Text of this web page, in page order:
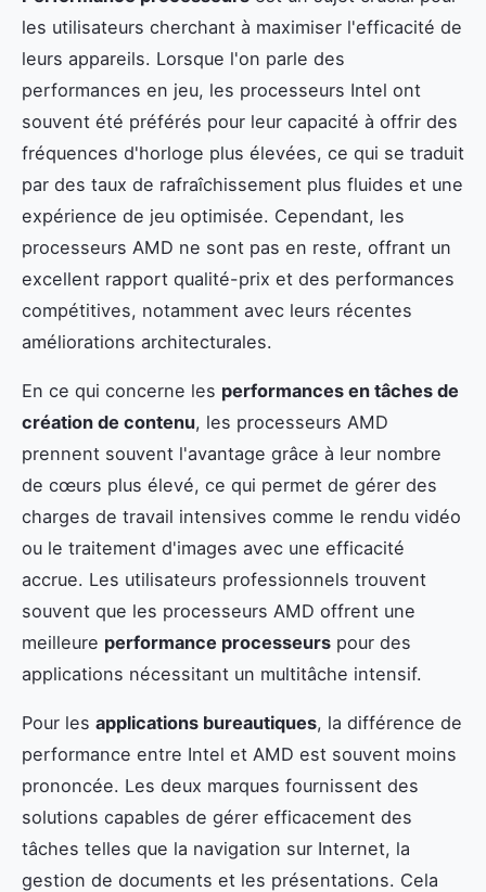
les utilisateurs cherchant à maximiser l'efficacité de
leurs appareils. Lorsque l'on parle des
performances en jeu, les processeurs Intel ont
souvent été préférés pour leur capacité à offrir des
fréquences d'horloge plus élevées, ce qui se traduit
par des taux de rafraîchissement plus fluides et une
expérience de jeu optimisée. Cependant, les
processeurs AMD ne sont pas en reste, offrant un
excellent rapport qualité-prix et des performances
compétitives, notamment avec leurs récentes
améliorations architecturales.
En ce qui concerne les performances en tâches de
création de contenu, les processeurs AMD
prennent souvent l'avantage grâce à leur nombre
de cœurs plus élevé, ce qui permet de gérer des
charges de travail intensives comme le rendu vidéo
ou le traitement d'images avec une efficacité
accrue. Les utilisateurs professionnels trouvent
souvent que les processeurs AMD offrent une
meilleure performance processeurs pour des
applications nécessitant un multitâche intensif.
Pour les applications bureautiques, la différence de
performance entre Intel et AMD est souvent moins
prononcée. Les deux marques fournissent des
solutions capables de gérer efficacement des
tâches telles que la navigation sur Internet, la
gestion de documents et les présentations. Cela